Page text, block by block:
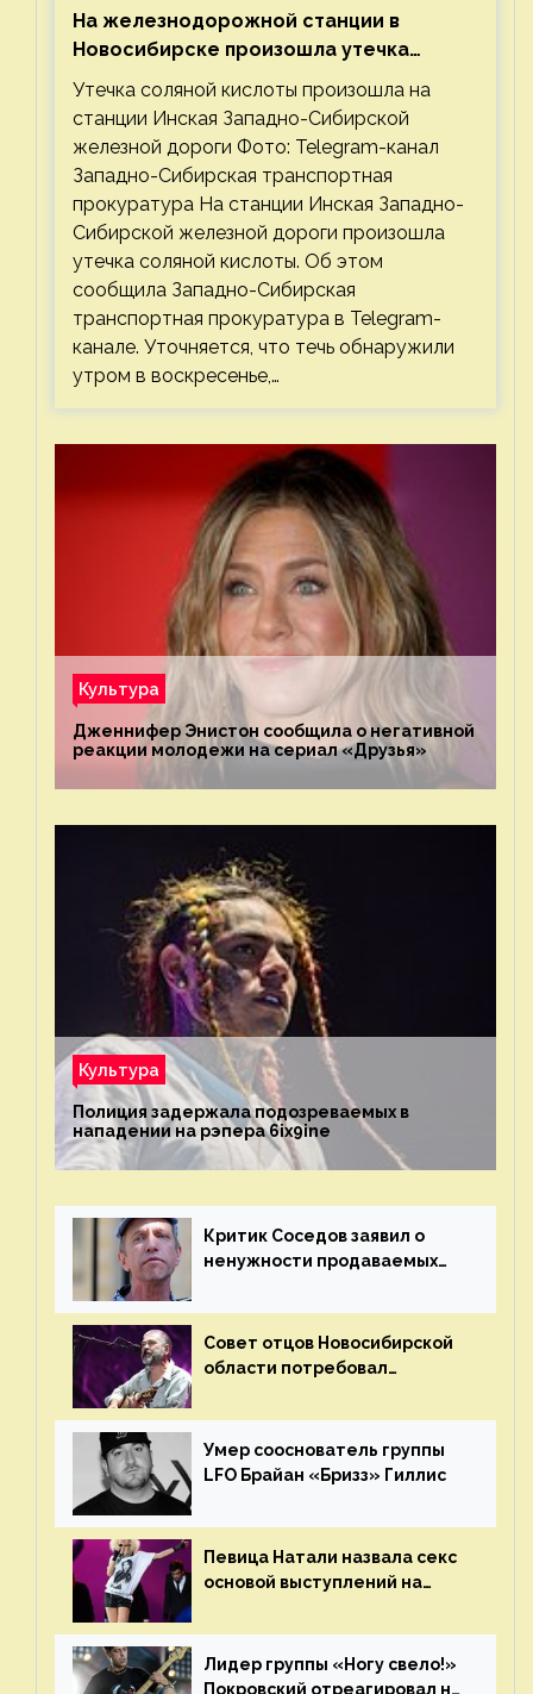
На железнодорожной станции в
Новосибирске произошла утечка
соляной кислоты
Утечка соляной кислоты произошла на
станции Инская Западно-Сибирской
железной дороги Фото: Telegram-канал
Западно-Сибирская транспортная
прокуратура На станции Инская Западно-
Сибирской железной дороги произошла
утечка соляной кислоты. Об этом
сообщила Западно-Сибирская
транспортная прокуратура в Telegram-
канале. Уточняется, что течь обнаружили
утром в воскресенье,…
Культура
Дженнифер Энистон сообщила о негативной
реакции молодежи на сериал «Друзья»
Культура
Полиция задержала подозреваемых в
нападении на рэпера 6ix9ine
Критик Соседов заявил о
ненужности продаваемых
Совет отцов Новосибирской
области потребовал
«Сплин»
Умер сооснователь группы
LFO Брайан «Бризз» Гиллис
Певица Натали назвала секс
основой выступлений на
Лидер группы «Ногу свело!»
Покровский отреагировал на